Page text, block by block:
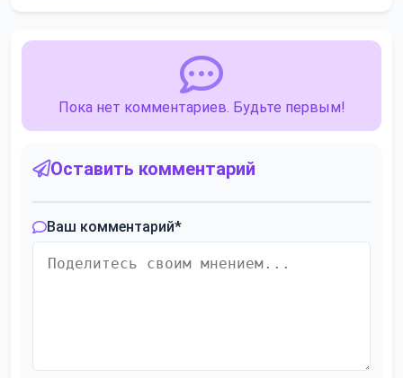
Пока нет комментариев. Будьте первым!
Оставить комментарий
Ваш комментарий*